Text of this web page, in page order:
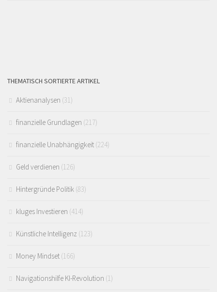
THEMATISCH SORTIERTE ARTIKEL
Aktienanalysen (31)
finanzielle Grundlagen (217)
finanzielle Unabhängigkeit (224)
Geld verdienen (126)
Hintergründe Politik (83)
kluges Investieren (414)
Künstliche Intelligenz (123)
Money Mindset (166)
Navigationshilfe KI-Revolution (1)